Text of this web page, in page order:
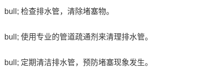
bull; 检查排水管，清除堵塞物。
bull; 使用专业的管道疏通剂来清理排水管。
bull; 定期清洁排水管，预防堵塞现象发生。